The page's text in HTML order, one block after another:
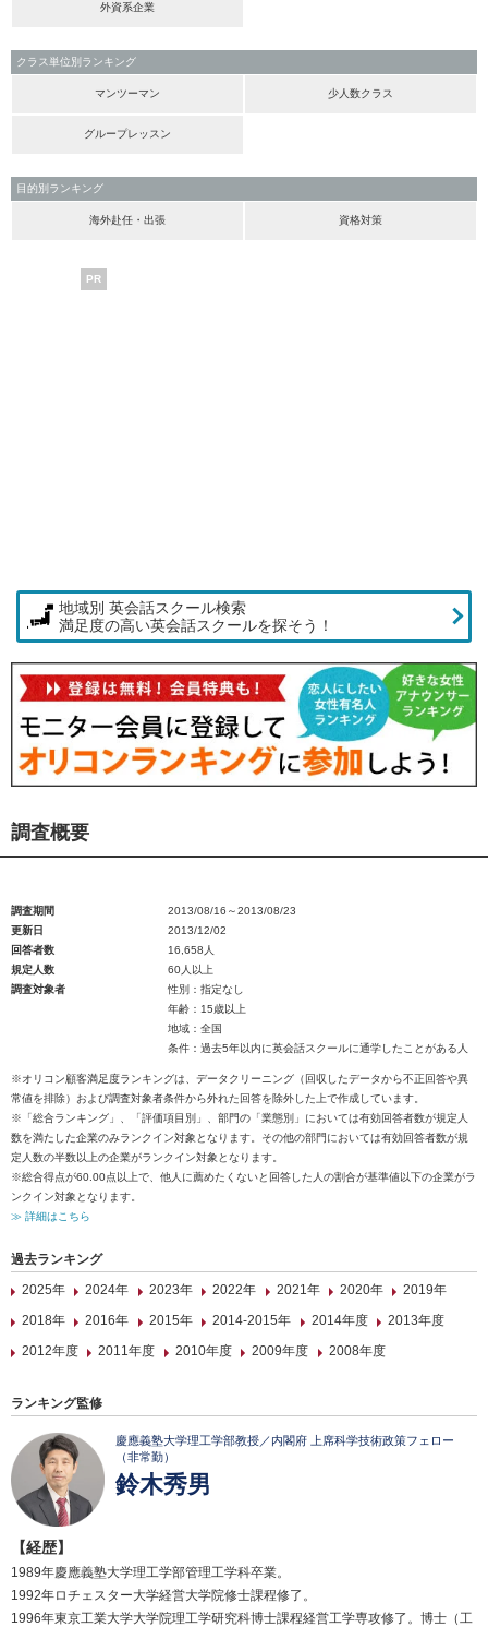
外資系企業
クラス単位別ランキング
マンツーマン 少人数クラス
グループレッスン
目的別ランキング
海外赴任・出張 資格対策
PR
地域別 英会話スクール検索
満足度の高い英会話スクールを探そう！
調査概要
調査期間
2013/08/16～2013/08/23
更新日
2013/12/02
回答者数
16,658人
規定人数
60人以上
調査対象者
性別：指定なし
年齢：15歳以上
地域：全国
条件：過去5年以内に英会話スクールに通学したことがある人
※オリコン顧客満足度ランキングは、データクリーニング（回収したデータから不正回答や異
常値を排除）および調査対象者条件から外れた回答を除外した上で作成しています。
※「総合ランキング」、「評価項目別」、部門の「業態別」においては有効回答者数が規定人
数を満たした企業のみランクイン対象となります。その他の部門においては有効回答者数が規
定人数の半数以上の企業がランクイン対象となります。
※総合得点が60.00点以上で、他人に薦めたくないと回答した人の割合が基準値以下の企業がラ
ンクイン対象となります。
≫ 詳細はこちら
過去ランキング
2025年
2024年 2023年 2022年 2021年 2020年
2019年
2018年
2016年 2015年 2014-2015年 2014年度
2013年度
2012年度
2011年度 2010年度 2009年度 2008年度
ランキング監修
慶應義塾大学理工学部教授／内閣府 上席科学技術政策フェロー
（非常勤）
鈴木秀男
【経歴】
1989年慶應義塾大学理工学部管理工学科卒業。
1992年ロチェスター大学経営大学院修士課程修了。
1996年東京工業大学大学院理工学研究科博士課程経営工学専攻修了。博士（工